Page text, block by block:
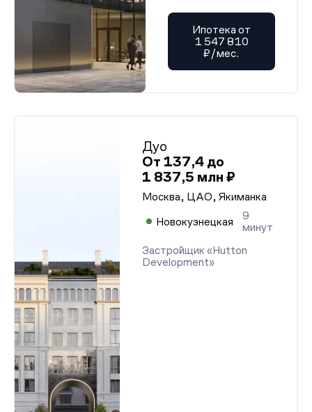
Ипотека от
1 547 810
₽/мес.
Дуо
От 137,4 до
1 837,5 млн ₽
Москва, ЦАО, Якиманка
Новокузнецкая
9
минут
Застройщик «Hutton
Development»